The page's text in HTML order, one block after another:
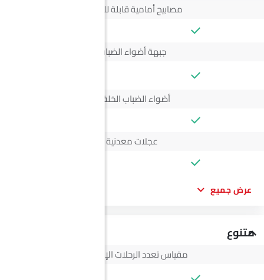
مصابيح أمامية قابلة للتعديل
جبهة أضواء الضباب
أضواء الضباب الخلفية
عجلات معدنية
عرض جميع
متنوع
مقياس تعدد الرحلات الإلكتروني